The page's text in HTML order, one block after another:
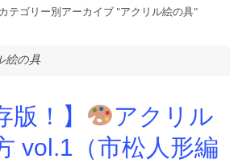
カテゴリー別アーカイブ "アクリル絵の具"
絵の具
版！】
アクリル
vol.1（市松人形編